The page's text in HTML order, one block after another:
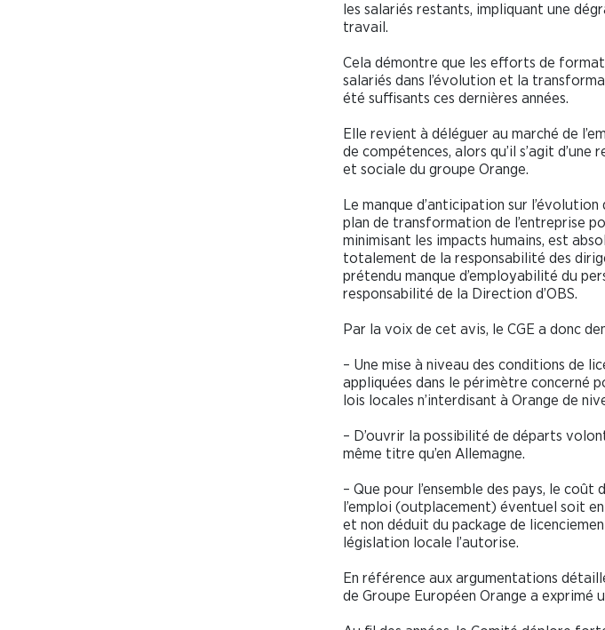
les salariés restants, impliquant une
travail.
Cela démontre que les efforts de
salariés dans l’évolution et la
été suffisants ces dernières années.
Elle revient à déléguer au marché de
de compétences, alors qu’il s’agit
et sociale du groupe Orange.
Le manque d’anticipation sur l’évolution
plan de transformation de l’entreprise
minimisant les impacts humains, est
totalement de la responsabilité des
prétendu manque d’employabilité du
responsabilité de la Direction d’OBS.
Par la voix de cet avis, le CGE a donc
– Une mise à niveau des conditions de
appliquées dans le périmètre concerné
lois locales n’interdisant à Orange de
– D’ouvrir la possibilité de départs
même titre qu’en Allemagne.
– Que pour l’ensemble des pays, le coût
l’emploi (outplacement) éventuel soit
et non déduit du package de
législation locale l’autorise.
En référence aux argumentations
de Groupe Européen Orange a exprimé